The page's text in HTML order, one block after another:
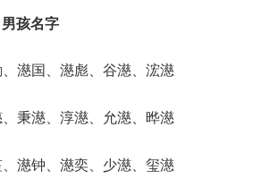
男孩名字
濨国、濨彪、谷濨、浤濨
秉濨、淳濨、允濨、晔濨
濨钟、濨奕、少濨、玺濨